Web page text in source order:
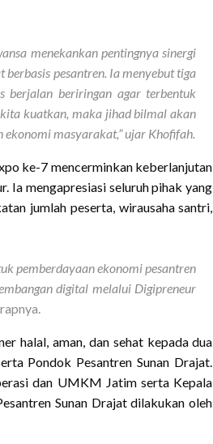
menekankan pentingnya sinergi
pesantren. Ia menyebut tiga
berjalan beriringan agar terbentuk
kuatkan, maka jihad bilmal akan
masyarakat,” ujar Khofifah.
ke-7 mencerminkan keberlanjutan
Ia mengapresiasi seluruh pihak yang
jumlah peserta, wirausaha santri,
pemberdayaan ekonomi pesantren
digital melalui Digipreneur
halal, aman, dan sehat kepada dua
Pondok Pesantren Sunan Drajat.
dan UMKM Jatim serta Kepala
Sunan Drajat dilakukan oleh